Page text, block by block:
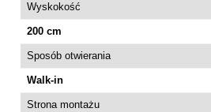
Wyskokość
200 cm
Sposób otwierania
Walk-in
Strona montażu